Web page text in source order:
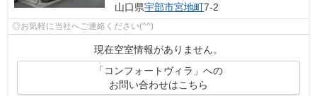
山口県宇部市宮地町7-2
◎お気軽に当社へご連絡ください(^^)
現在空室情報がありません。
「コンフォートヴィラ」への
お問い合わせはこちら